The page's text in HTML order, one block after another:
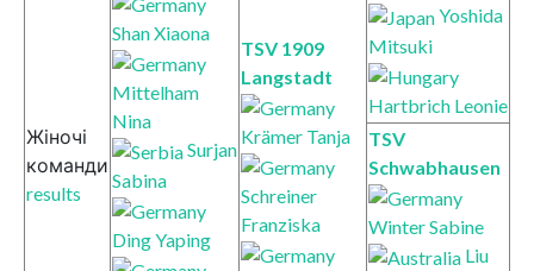
Жіночі
команди
results
Shan Xiaona
Mittelham
Nina
Surjan
Sabina
Ding Yaping
TSV 1909
Langstadt
Krämer Tanja
Schreiner
Franziska
Yoshida
Mitsuki
Hartbrich Leonie
TSV
Schwabhausen
Winter Sabine
Liu